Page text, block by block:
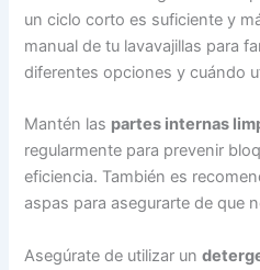
un ciclo corto es suficiente y
manual de tu lavavajillas para
diferentes opciones y cuándo
Mantén las partes internas
regularmente para prevenir
eficiencia. También es
aspas para asegurarte de que
Asegúrate de utilizar un